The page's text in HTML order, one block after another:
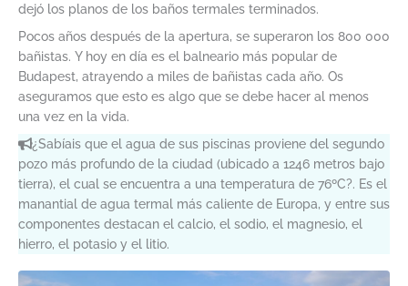
dejó los planos de los baños termales terminados.
Pocos años después de la apertura, se superaron los 800 000
bañistas. Y hoy en día es el balneario más popular de
Budapest, atrayendo a miles de bañistas cada año. Os
aseguramos que esto es algo que se debe hacer al menos
una vez en la vida.
¿Sabíais que el agua de sus piscinas proviene del segundo
pozo más profundo de la ciudad (ubicado a 1246 metros bajo
tierra), el cual se encuentra a una temperatura de 76ºC?. Es el
manantial de agua termal más caliente de Europa, y entre sus
componentes destacan el calcio, el sodio, el magnesio, el
hierro, el potasio y el litio.